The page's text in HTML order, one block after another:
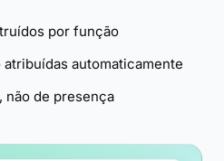
por função
automaticamente
não de presença